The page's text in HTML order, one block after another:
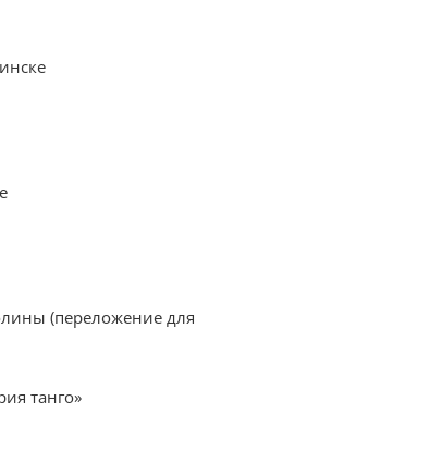
(переложение для
танго»